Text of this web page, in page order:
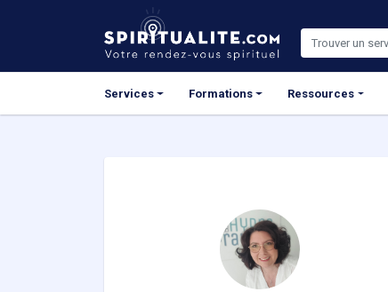
Services Formations Ressources
Panneau de gestion des cookies